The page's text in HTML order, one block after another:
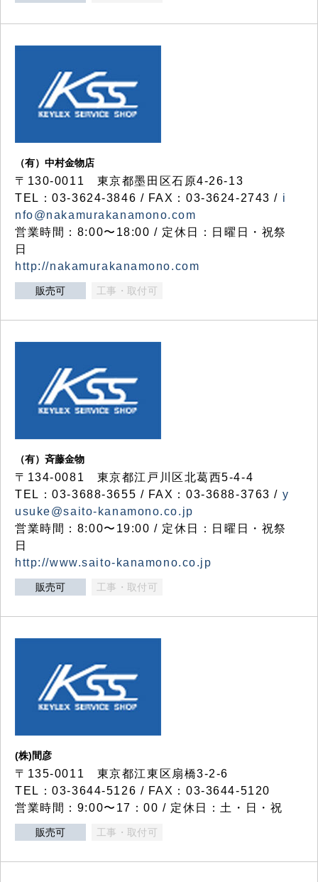
（有）中村金物店
〒130-0011 東京都墨田区石原4-26-13
TEL：03-3624-3846 / FAX：03-3624-2743 / i
nfo@nakamurakanamono.com
営業時間：8:00〜18:00 / 定休日：日曜日・祝祭
日
http://nakamurakanamono.com
販売可 工事・取付可
（有）斉藤金物
〒134-0081 東京都江戸川区北葛西5-4-4
TEL：03-3688-3655 / FAX：03-3688-3763 / y
usuke@saito-kanamono.co.jp
営業時間：8:00〜19:00 / 定休日：日曜日・祝祭
日
http://www.saito-kanamono.co.jp
販売可 工事・取付可
(株)間彦
〒135-0011 東京都江東区扇橋3-2-6
TEL：03-3644-5126 / FAX：03-3644-5120
営業時間：9:00〜17：00 / 定休日：土・日・祝
販売可 工事・取付可